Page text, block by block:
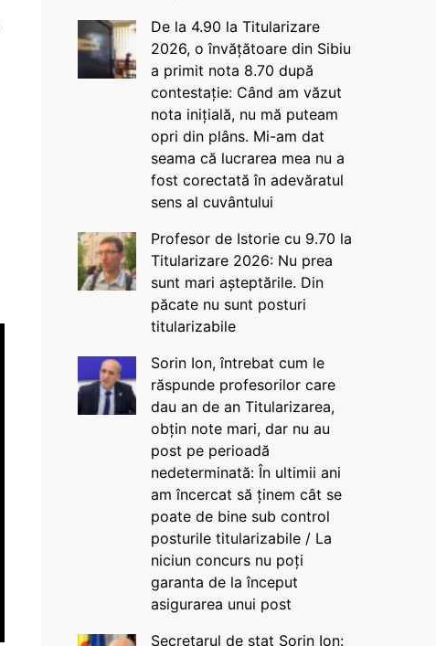
De la 4.90 la Titularizare
2026, o învățătoare din Sibiu
a primit nota 8.70 după
contestație: Când am văzut
nota inițială, nu mă puteam
opri din plâns. Mi-am dat
seama că lucrarea mea nu a
fost corectată în adevăratul
sens al cuvântului
Profesor de Istorie cu 9.70 la
Titularizare 2026: Nu prea
sunt mari așteptările. Din
păcate nu sunt posturi
titularizabile
Sorin Ion, întrebat cum le
răspunde profesorilor care
dau an de an Titularizarea,
obțin note mari, dar nu au
post pe perioadă
nedeterminată: În ultimii ani
am încercat să ținem cât se
poate de bine sub control
posturile titularizabile / La
niciun concurs nu poți
garanta de la început
asigurarea unui post
Secretarul de stat Sorin Ion: